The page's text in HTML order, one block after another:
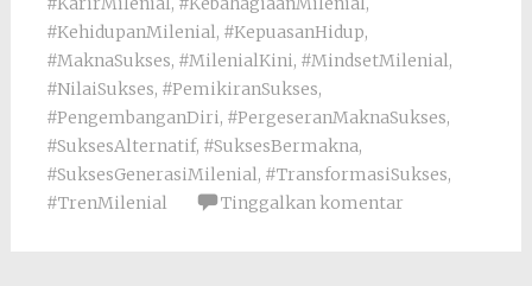
#KehidupanMilenial, #KepuasanHidup,
#MaknaSukses, #MilenialKini, #MindsetMilenial,
#NilaiSukses, #PemikiranSukses,
#PengembanganDiri, #PergeseranMaknaSukses,
#SuksesAlternatif, #SuksesBermakna,
#SuksesGenerasiMilenial, #TransformasiSukses,
#TrenMilenial
Tinggalkan komentar